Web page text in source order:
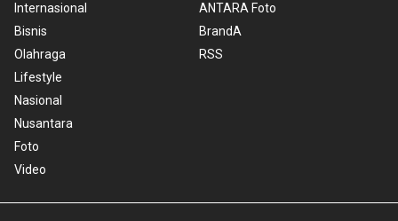
Internasional
Bisnis
Olahraga
Lifestyle
Nasional
Nusantara
Foto
Video
ANTARA Foto
BrandA
RSS